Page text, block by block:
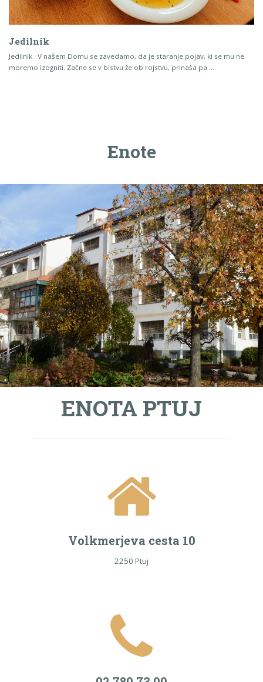
Jedilnik
Jedilnik V našem Domu se zavedamo, da je staranje pojav, ki se mu ne
moremo izogniti. Začne se v bistvu že ob rojstvu, prinaša pa …
Enote
ENOTA PTUJ
Volkmerjeva cesta 10
2250 Ptuj